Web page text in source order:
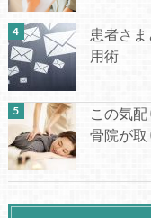
患者さ
用術
この気
骨院が